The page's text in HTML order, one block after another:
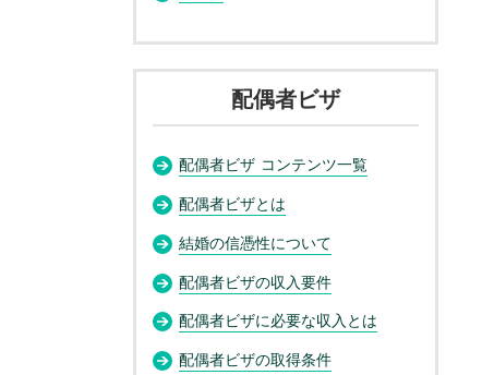
配偶者ビザ
配偶者ビザ コンテンツ一覧
配偶者ビザとは
結婚の信憑性について
配偶者ビザの収入要件
配偶者ビザに必要な収入とは
配偶者ビザの取得条件